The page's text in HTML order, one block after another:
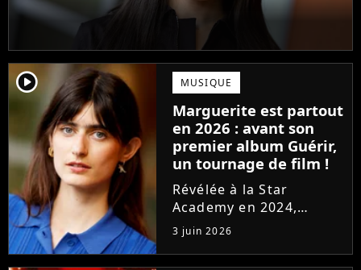
player2 MUSIQUE
Marguerite est partout
en 2026 : avant son
premier album Guérir,
un tournage de film !
Révélée à la Star
Academy en 2024,
Marguerite officialise
l'arrivée pour l'automne
de son premier album
3 juin 2026